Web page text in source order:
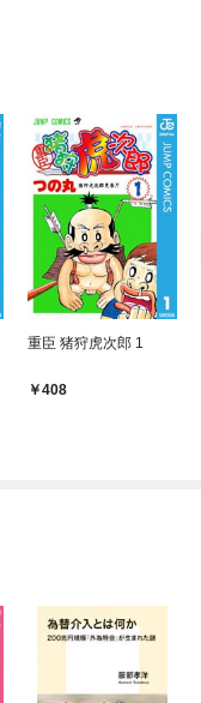
重臣 猪狩虎次郎 1
408